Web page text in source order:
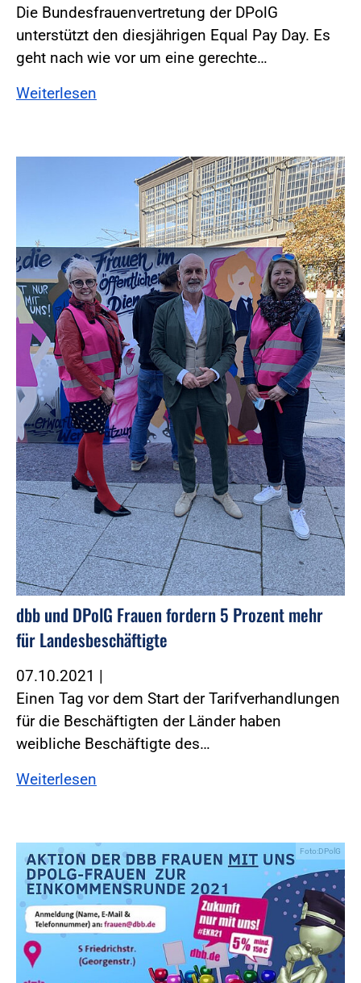
Die Bundesfrauenvertretung der DPolG
unterstützt den diesjährigen Equal Pay Day. Es
geht nach wie vor um eine gerechte…
Weiterlesen
Foto:DPolG
dbb und DPolG Frauen fordern 5 Prozent mehr
für Landesbeschäftigte
07.10.2021 |
Einen Tag vor dem Start der Tarifverhandlungen
für die Beschäftigten der Länder haben
weibliche Beschäftigte des…
Weiterlesen
Foto:DPolG